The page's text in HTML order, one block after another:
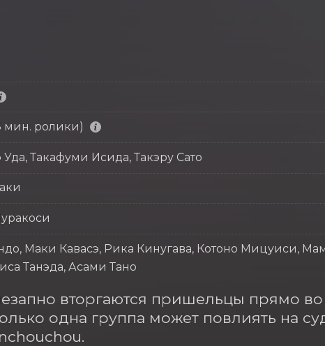
мин. ролики)
Уда, Такафуми Исида, Такэру Сато
Маки Кавасэ, Рика Кинугава, Котоно Мицуиси,
Танэда, Асами Тано
вторгаются пришельцы прямо
одна группа может повлиять на